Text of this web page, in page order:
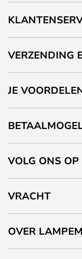
VERZENDING
JE
VOLG ONS OP
VRACHT
OVER